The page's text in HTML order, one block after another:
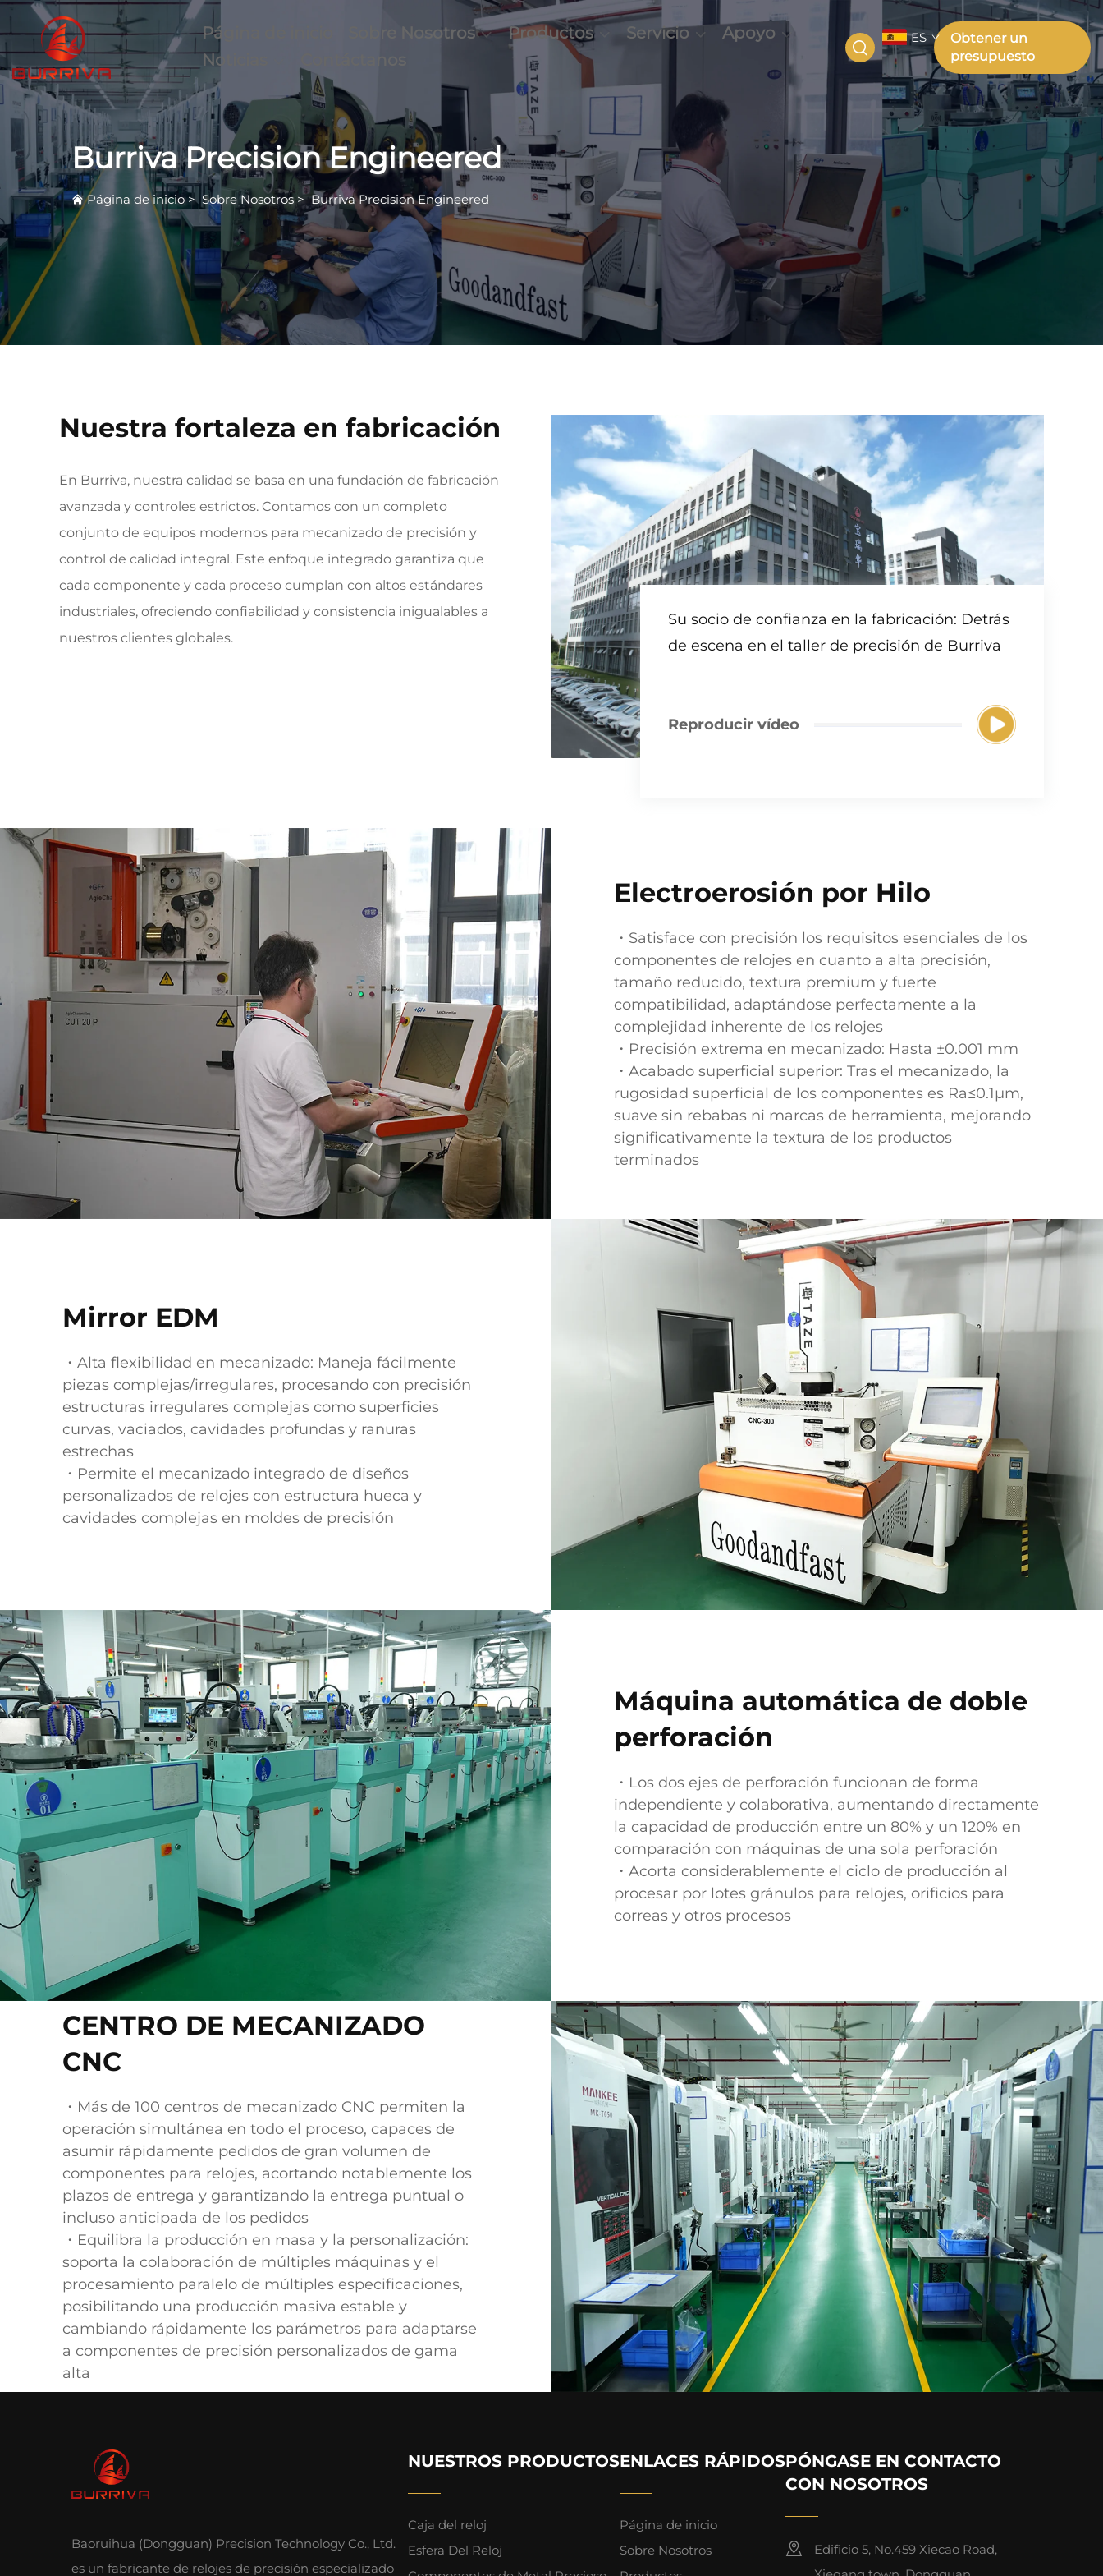
Página de inicio Sobre Nosotros Productos Servicio
Apoyo
Noticias
ES
Obtener un
presupuesto
Burriva Precision Engineered
Página de inicio> Sobre Nosotros >Burriva Precision Engineered
Nuestra fortaleza en fabricación
En Burriva, nuestra calidad se basa en una fundación de fabricación
avanzada y controles estrictos. Contamos con un completo
conjunto de equipos modernos para mecanizado de precisión y
control de calidad integral. Este enfoque integrado garantiza que
cada componente y cada proceso cumplan con altos estándares
industriales, ofreciendo confiabilidad y consistencia inigualables a
nuestros clientes globales.
Su socio de confianza en la fabricación: Detrás
de escena en el taller de precisión de Burriva
Reproducir vídeo
Electroerosión por Hilo
・Satisface con precisión los requisitos esenciales de los
componentes de relojes en cuanto a alta precisión,
tamaño reducido, textura premium y fuerte
compatibilidad, adaptándose perfectamente a la
complejidad inherente de los relojes
・Precisión extrema en mecanizado: Hasta ±0.001 mm
・Acabado superficial superior: Tras el mecanizado, la
rugosidad superficial de los componentes es Ra≤0.1μm,
suave sin rebabas ni marcas de herramienta, mejorando
significativamente la textura de los productos
terminados
Mirror EDM
・Alta flexibilidad en mecanizado: Maneja fácilmente
piezas complejas/irregulares, procesando con precisión
estructuras irregulares complejas como superficies
curvas, vaciados, cavidades profundas y ranuras
estrechas
・Permite el mecanizado integrado de diseños
personalizados de relojes con estructura hueca y
cavidades complejas en moldes de precisión
Máquina automática de doble
perforación
・Los dos ejes de perforación funcionan de forma
independiente y colaborativa, aumentando directamente
la capacidad de producción entre un 80% y un 120% en
comparación con máquinas de una sola perforación
・Acorta considerablemente el ciclo de producción al
procesar por lotes gránulos para relojes, orificios para
correas y otros procesos
CENTRO DE MECANIZADO
CNC
・Más de 100 centros de mecanizado CNC permiten la
operación simultánea en todo el proceso, capaces de
asumir rápidamente pedidos de gran volumen de
componentes para relojes, acortando notablemente los
plazos de entrega y garantizando la entrega puntual o
incluso anticipada de los pedidos
・Equilibra la producción en masa y la personalización:
soporta la colaboración de múltiples máquinas y el
procesamiento paralelo de múltiples especificaciones,
posibilitando una producción masiva estable y
cambiando rápidamente los parámetros para adaptarse
a componentes de precisión personalizados de gama
alta
Baoruihua (Dongguan) Precision Technology Co., Ltd.
es un fabricante de relojes de precisión especializado
NUESTROS PRODUCTOS
Caja del reloj
Esfera Del Reloj
ENLACES RÁPIDOS
Página de inicio
Sobre Nosotros
PÓNGASE EN CONTACTO
CON NOSOTROS
Edificio 5, No.459 Xiecao Road,